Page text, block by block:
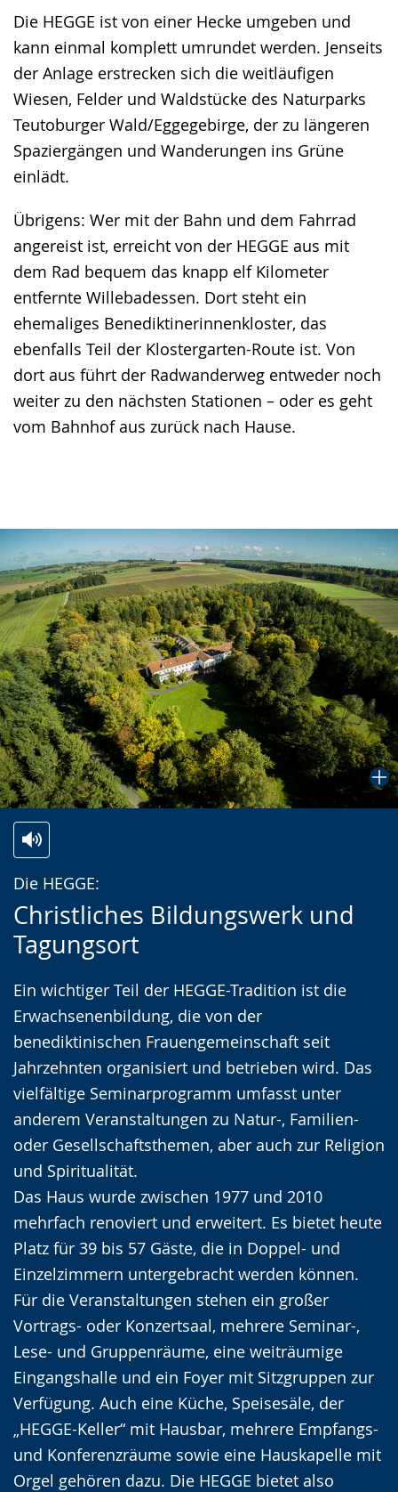
Die HEGGE ist von einer Hecke umgeben und
kann einmal komplett umrundet werden. Jenseits
der Anlage erstrecken sich die weitläufigen
Wiesen, Felder und Waldstücke des Naturparks
Teutoburger Wald/Eggegebirge, der zu längeren
Spaziergängen und Wanderungen ins Grüne
einlädt.
Übrigens: Wer mit der Bahn und dem Fahrrad
angereist ist, erreicht von der HEGGE aus mit
dem Rad bequem das knapp elf Kilometer
entfernte Willebadessen. Dort steht ein
ehemaliges Benediktinerinnenkloster, das
ebenfalls Teil der Klostergarten-Route ist. Von
dort aus führt der Radwanderweg entweder noch
weiter zu den nächsten Stationen – oder es geht
vom Bahnhof aus zurück nach Hause.
Die HEGGE:
Christliches Bildungswerk und
Tagungsort
Ein wichtiger Teil der HEGGE-Tradition ist die
Erwachsenenbildung, die von der
benediktinischen Frauengemeinschaft seit
Jahrzehnten organisiert und betrieben wird. Das
vielfältige Seminarprogramm umfasst unter
anderem Veranstaltungen zu Natur-, Familien-
oder Gesellschaftsthemen, aber auch zur Religion
und Spiritualität.
Das Haus wurde zwischen 1977 und 2010
mehrfach renoviert und erweitert. Es bietet heute
Platz für 39 bis 57 Gäste, die in Doppel- und
Einzelzimmern untergebracht werden können.
Für die Veranstaltungen stehen ein großer
Vortrags- oder Konzertsaal, mehrere Seminar-,
Lese- und Gruppenräume, eine weiträumige
Eingangshalle und ein Foyer mit Sitzgruppen zur
Verfügung. Auch eine Küche, Speisesäle, der
„HEGGE-Keller“ mit Hausbar, mehrere Empfangs-
und Konferenzräume sowie eine Hauskapelle mit
Orgel gehören dazu. Die HEGGE bietet also
Leichten
Sprache
wechseln.
Audio-
Unterstützung.
Video
in
Deutscher
wird
angezeigt.